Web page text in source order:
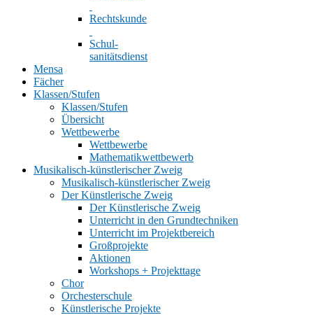
Rechtskunde
Schul-
sanitätsdienst
Mensa
Fächer
Klassen/Stufen
Klassen/Stufen
Übersicht
Wettbewerbe
Wettbewerbe
Mathematikwettbewerb
Musikalisch-künstlerischer Zweig
Musikalisch-künstlerischer Zweig
Der Künstlerische Zweig
Der Künstlerische Zweig
Unterricht in den Grundtechniken
Unterricht im Projektbereich
Großprojekte
Aktionen
Workshops + Projekttage
Chor
Orchesterschule
Künstlerische Projekte